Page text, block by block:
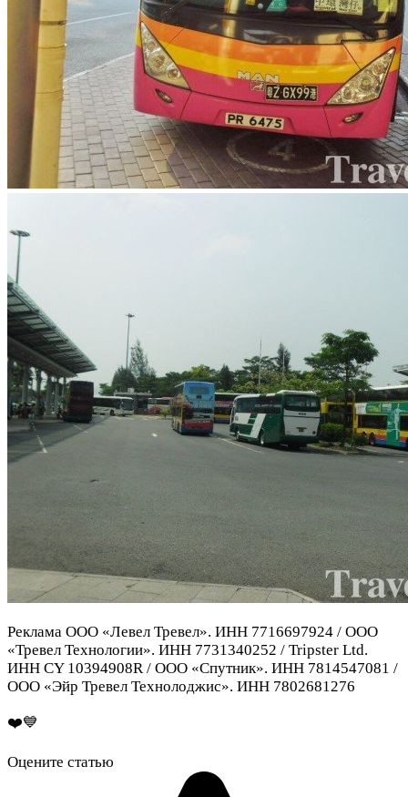
Реклама ООО «Левел Тревел». ИНН 7716697924 / ООО
«Тревел Технологии». ИНН 7731340252 / Tripster Ltd.
ИНН CY 10394908R / ООО «Спутник». ИНН 7814547081 /
ООО «Эйр Тревел Технолоджис». ИНН 7802681276
❤️💙
Оцените статью